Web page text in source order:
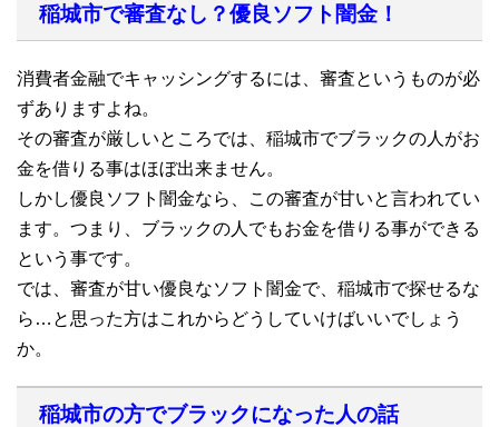
稲城市で審査なし？優良ソフト闇金！
消費者金融でキャッシングするには、審査というものが必
ずありますよね。
その審査が厳しいところでは、稲城市でブラックの人がお
金を借りる事はほぼ出来ません。
しかし優良ソフト闇金なら、この審査が甘いと言われてい
ます。つまり、ブラックの人でもお金を借りる事ができる
という事です。
では、審査が甘い優良なソフト闇金で、稲城市で探せるな
ら…と思った方はこれからどうしていけばいいでしょう
か。
稲城市の方でブラックになった人の話